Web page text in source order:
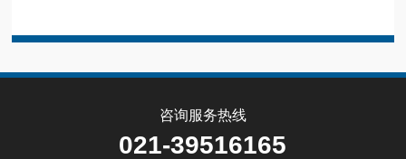
咨询服务热线
021-39516165